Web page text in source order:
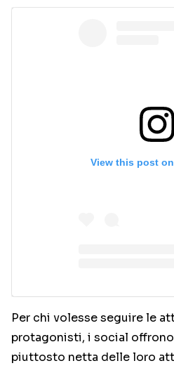
View this post
Per chi volesse seguire le
protagonisti, i social offrono
piuttosto netta delle loro